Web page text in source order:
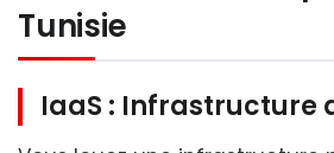
Tunisie
IaaS : Infrastructure